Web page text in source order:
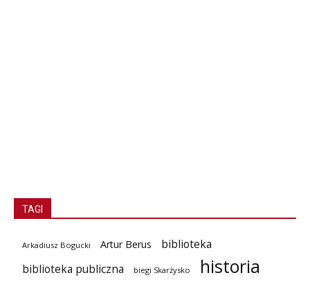
TAGI
Arkadiusz Bogucki Artur Berus
biblioteka
biblioteka publiczna
biegi Skarżysko historia